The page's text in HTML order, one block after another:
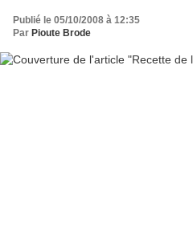
Publié le 05/10/2008 à 12:35
Par Pioute Brode